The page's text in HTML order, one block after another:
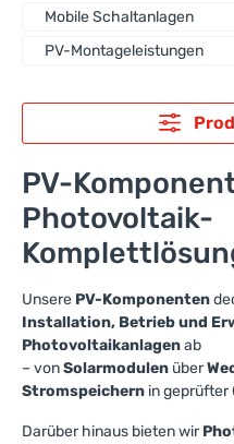
Mobile Schaltanlagen
PV-Montageleistungen
PV-
Photovoltaik-
Unsere PV-Komponenten
Installation, Betrieb und
Photovoltaikanlagenab
– vonSolarmodulen über
Stromspeichern in geprüfter
Darüber hinaus bieten wir